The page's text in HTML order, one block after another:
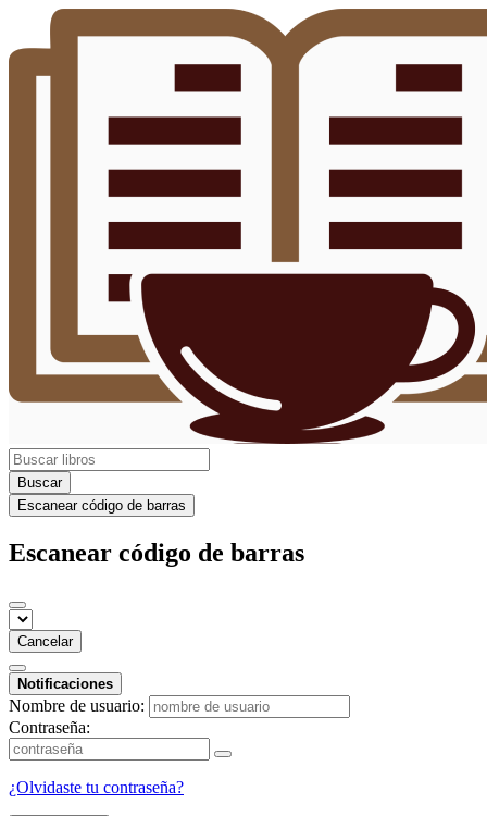
Buscar
Escanear código de barras
Escanear código de barras
Cancelar
Notificaciones
Nombre de usuario:
Contraseña:
¿Olvidaste tu contraseña?